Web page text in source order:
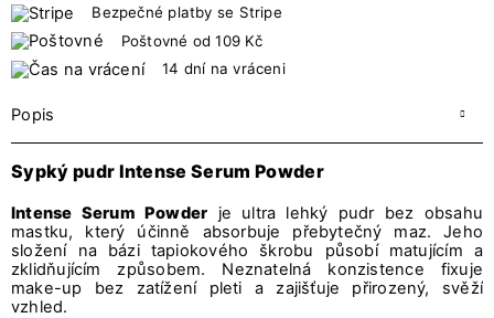
Bezpečné platby se Stripe
Poštovné od 109 Kč
14 dní na vráceni
Popis
Sypký pudr Intense Serum Powder
Intense Serum Powder je ultra lehký pudr bez obsahu
mastku, který účinně absorbuje přebytečný maz. Jeho
složení na bázi tapiokového škrobu působí matujícím a
zklidňujícím způsobem. Neznatelná konzistence fixuje
make-up bez zatížení pleti a zajišťuje přirozený, svěží
vzhled.